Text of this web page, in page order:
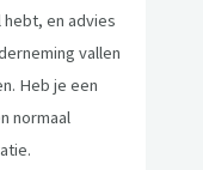
en advies
vallen
Heb je een
normaal